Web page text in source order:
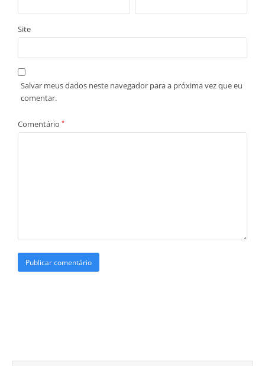
Site
Salvar meus dados neste navegador para a próxima vez que eu
comentar.
Comentário *